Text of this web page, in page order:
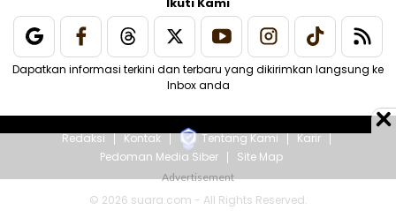
Dapatkan informasi terkini dan terbaru yang dikirimkan langsung ke
Inbox anda
Redaksi Kontak Tentang Kami
Karir
Pedoman Media Siber
Site Map
© 2026 suara.com - All Rights Reserved.